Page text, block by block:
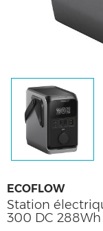
ECOFLOW
Station
300 DC